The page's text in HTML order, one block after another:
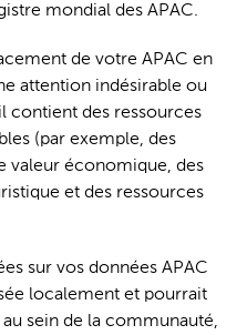
mondial des APAC.
de votre APAC en
attention indésirable ou
contient des ressources
(par exemple, des
valeur économique, des
et des ressources
sur vos données APAC
localement et pourrait
sein de la communauté,